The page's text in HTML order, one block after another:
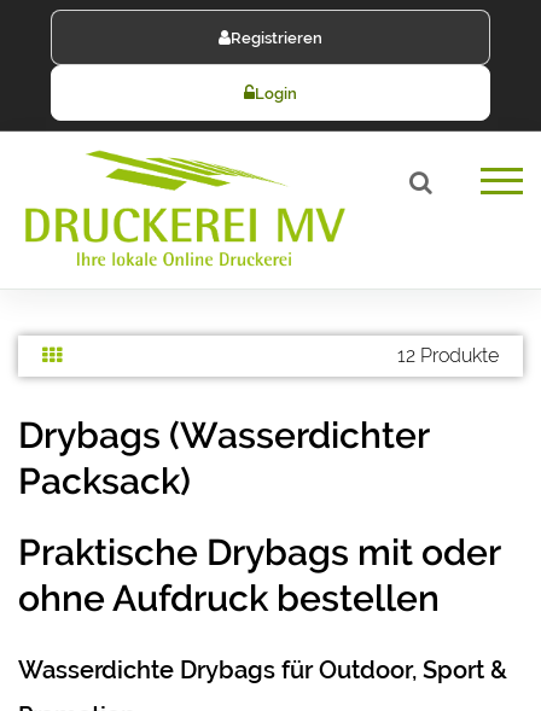
Registrieren
Login
12 Produkte
Drybags (Wasserdichter
Packsack)
Praktische Drybags mit oder
ohne Aufdruck bestellen
Wasserdichte Drybags für Outdoor, Sport &